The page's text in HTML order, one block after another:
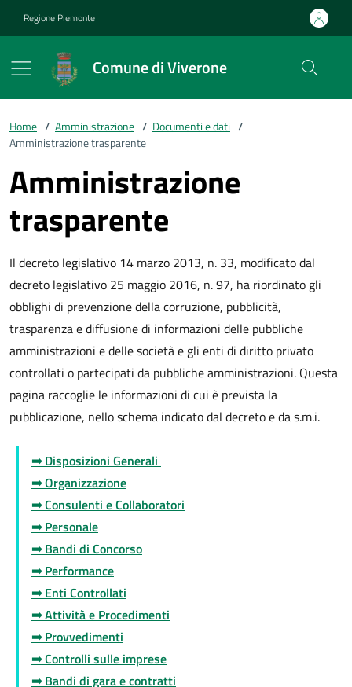
Regione Piemonte
Comune di Viverone
Home / Amministrazione / Documenti e dati /
Amministrazione trasparente
Amministrazione
trasparente
Il decreto legislativo 14 marzo 2013, n. 33, modificato dal
decreto legislativo 25 maggio 2016, n. 97, ha riordinato gli
obblighi di prevenzione della corruzione, pubblicità,
trasparenza e diffusione di informazioni delle pubbliche
amministrazioni e delle società e gli enti di diritto privato
controllati o partecipati da pubbliche amministrazioni. Questa
pagina raccoglie le informazioni di cui è prevista la
pubblicazione, nello schema indicato dal decreto e da s.m.i.
➡ Disposizioni Generali
➡ Organizzazione
➡ Consulenti e Collaboratori
➡ Personale
➡ Bandi di Concorso
➡ Performance
➡ Enti Controllati
➡ Attività e Procedimenti
➡ Provvedimenti
➡ Controlli sulle imprese
➡ Bandi di gara e contratti